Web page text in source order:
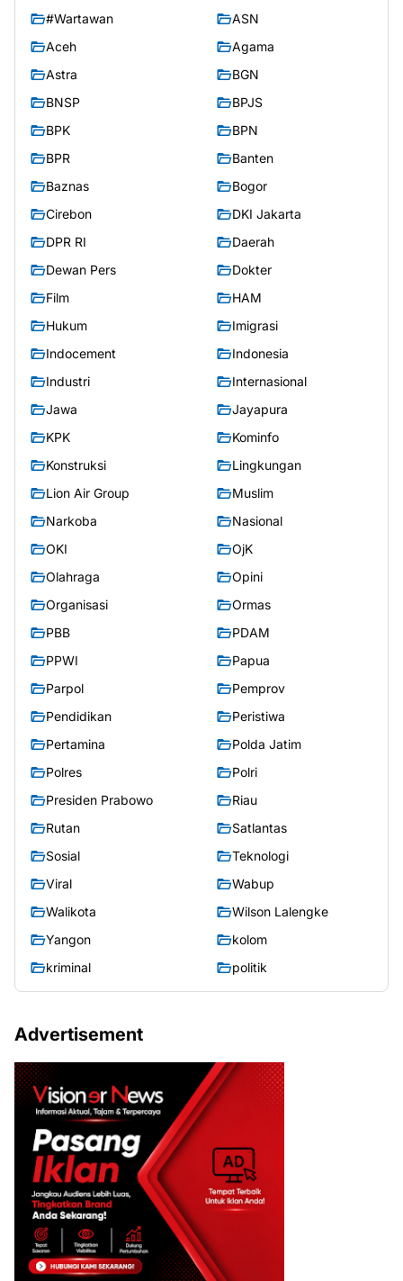
#Wartawan
ASN
Aceh
Agama
Astra
BGN
BNSP
BPJS
BPK
BPN
BPR
Banten
Baznas
Bogor
Cirebon
DKI Jakarta
DPR RI
Daerah
Dewan Pers
Dokter
Film
HAM
Hukum
Imigrasi
Indocement
Indonesia
Industri
Internasional
Jawa
Jayapura
KPK
Kominfo
Konstruksi
Lingkungan
Lion Air Group
Muslim
Narkoba
Nasional
OKI
OjK
Olahraga
Opini
Organisasi
Ormas
PBB
PDAM
PPWI
Papua
Parpol
Pemprov
Pendidikan
Peristiwa
Pertamina
Polda Jatim
Polres
Polri
Presiden Prabowo
Riau
Rutan
Satlantas
Sosial
Teknologi
Viral
Wabup
Walikota
Wilson Lalengke
Yangon
kolom
kriminal
politik
Advertisement